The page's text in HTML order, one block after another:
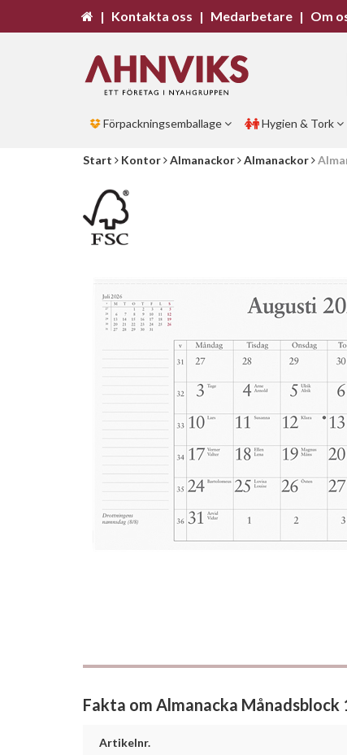
Start Kontor Almanackor Almanackor
Fakta om Almanacka Månadsblock
Artikelnr.
| Kontakta oss | Medarbetare | Om
Förpackningsemballage Hygien & Tork